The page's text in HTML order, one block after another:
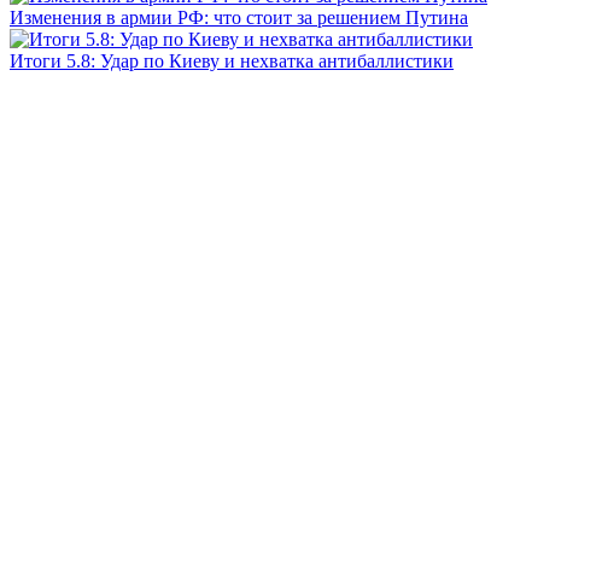
Изменения в армии РФ: что стоит за решением Путина
Итоги 5.8: Удар по Киеву и нехватка антибаллистики